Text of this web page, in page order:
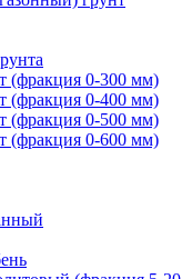
(фракция 0-300 мм)
(фракция 0-400 мм)
(фракция 0-500 мм)
(фракция 0-600 мм)